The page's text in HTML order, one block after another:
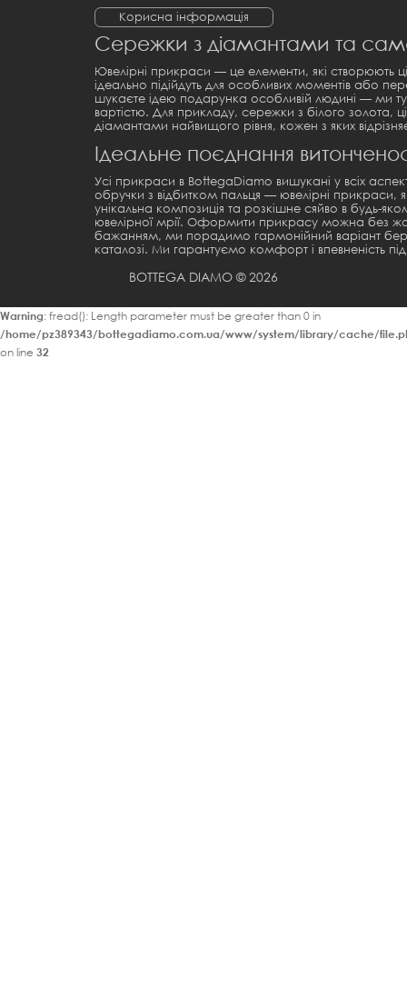
Корисна інформація
Сережки з діамантами та
Ювелірні прикраси — це елементи, які створюють
ідеально підійдуть для особливих моментів або
шукаєте ідею подарунка особливій людині — ми
вартістю. Для прикладу, сережки з білого золота,
діамантами найвищого рівня, кожен з яких
Ідеальне поєднання
Усі прикраси в BottegaDiamo вишукані у всіх
обручки з відбитком пальця — ювелірні прикраси,
унікальна композиція та розкішне сяйво в будь-
ювелірної мрії. Оформити прикрасу можна без
бажанням, ми порадимо гармонійний варіант
каталозі. Ми гарантуємо комфорт і впевненість
BOTTEGA DIAMO © 2026
Warning: fread(): Length parameter must be greater than 0 in
/home/pz389343/bottegadiamo.com.ua/www/system/library/cache/
on line 32